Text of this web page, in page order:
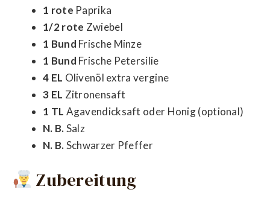
1 rote Paprika
1/2 rote Zwiebel
1 Bund Frische Minze
1 Bund Frische Petersilie
4 EL Olivenöl extra vergine
3 EL Zitronensaft
1 TL Agavendicksaft oder Honig (optional)
N. B.Salz
N. B.Schwarzer Pfeffer
Zubereitung